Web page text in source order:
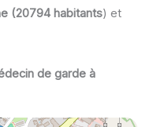
(20794 habitants) et
de garde à